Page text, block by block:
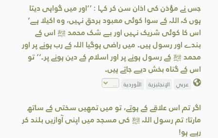
جس نے مؤذن کی اذان سن کر کہا : ’’اور میں گواہی دیتا
ہوں کہ اللہ کے سوا کوئی معبود برحق نہیں، وہ اکیلا ہے‘
اس کا کوئی شریک نہیں اور بے شک محمد ﷺ اس کے
بندے اور رسول ہیں۔ میں راضی ہوگیا اللہ کے رب ہونے پر اور
محمد ﷺ کے رسول ہونے پر اور اسلام کے دین ہونے پر۔‘‘ تو
اس کے گناہ بخش دیے جاتے ہيں۔
عربي الإنجليزية الأوردية
اگر تم اس علاقے کے ہوتے، تو میں تمھیں سختی کے ساتھ
مارتا؛ تم رسول اللہ ﷺ کی مسجد میں اپنی آوازیں بلند کر
رہے ہو!